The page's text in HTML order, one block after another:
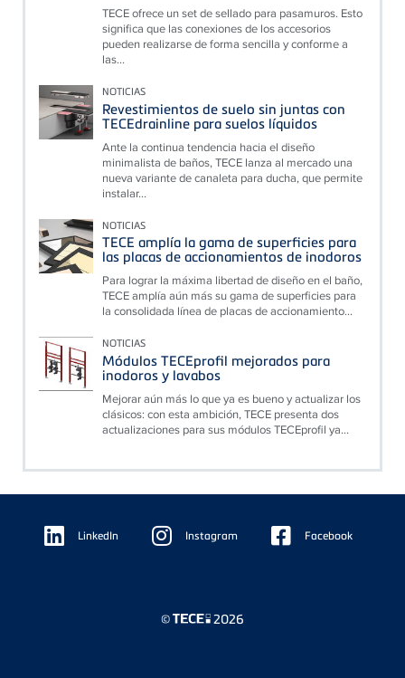
TECE ofrece un set de sellado para pasamuros. Esto
significa que las conexiones de los accesorios
pueden realizarse de forma sencilla y conforme a
las...
NOTICIAS
Revestimientos de suelo sin juntas con
TECEdrainline para suelos líquidos
Ante la continua tendencia hacia el diseño
minimalista de baños, TECE lanza al mercado una
nueva variante de canaleta para ducha, que permite
instalar...
NOTICIAS
TECE amplía la gama de superficies para
las placas de accionamientos de inodoros
Para lograr la máxima libertad de diseño en el baño,
TECE amplía aún más su gama de superficies para
la consolidada línea de placas de accionamiento...
NOTICIAS
Módulos TECEprofil mejorados para
inodoros y lavabos
Mejorar aún más lo que ya es bueno y actualizar los
clásicos: con esta ambición, TECE presenta dos
actualizaciones para sus módulos TECEprofil ya...
Floating
Sidebar LinkedIn Instagram Facebook
© 2026